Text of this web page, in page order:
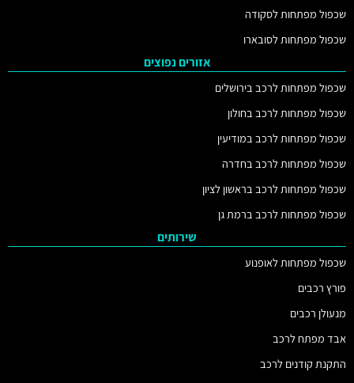
שכפול מפתחות לסקודה
שכפול מפתחות לסובארו
אזורים נפוצים
שכפול מפתחות לרכב בירושלים
שכפול מפתחות לרכב בחולון
שכפול מפתחות לרכב במודיעין
שכפול מפתחות לרכב בחדרה
שכפול מפתחות לרכב בראשון לציון
שכפול מפתחות לרכב ברמת גן
שירותים
שכפול מפתחות לאופנוע
פורץ רכבים
מנעולן רכבים
אבד מפתח לרכב
התקנת קודנים לרכב